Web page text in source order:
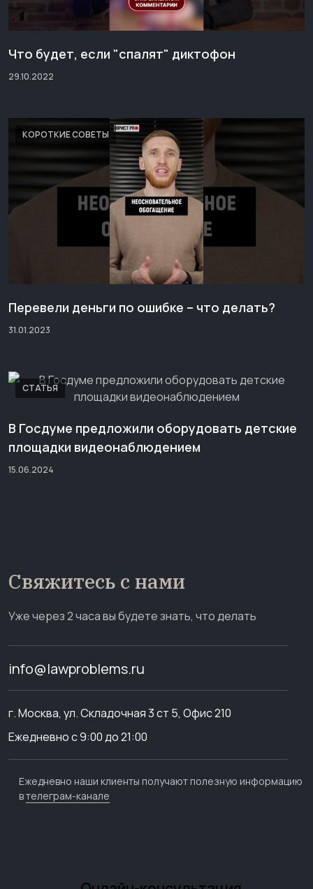
Что будет, если "спалят" диктофон
29.10.2022
КОРОТКИЕ СОВЕТЫ
Перевели деньги по ошибке – что делать?
31.01.2023
СТАТЬЯ
В Госдуме предложили оборудовать детские
площадки видеонаблюдением
15.06.2024
Свяжитесь с нами
Уже через 2 часа вы будете знать, что делать
info@lawproblems.ru
г. Москва, ул. Складочная 3 ст 5, Офис 210
Ежедневно с 9:00 до 21:00
Ежедневно наши клиенты получают полезную информацию
втелеграм-канале